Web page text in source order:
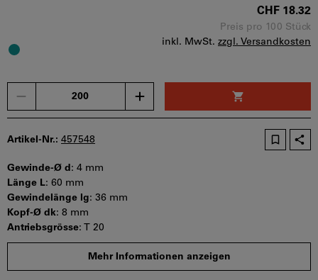
CHF 18.32
Preis pro 100 Stück
inkl. MwSt. zzgl. Versandkosten
Artikel-Nr.: 457548
Gewinde-Ø d: 4 mm
Länge L: 60 mm
Gewindelänge lg: 36 mm
Kopf-Ø dk: 8 mm
Antriebsgrösse: T 20
Mindestbestellmenge: 100 Stück
Mehr Informationen anzeigen